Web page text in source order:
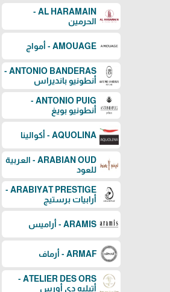
AL HARAMAIN -
الحرمين
AMOUAGE - أمواج
ANTONIO BANDERAS -
أنطونيو بانديراس
ANTONIO PUIG -
أنطونيو بويغ
AQUOLINA - أكوالينا
ARABIAN OUD - العربية
للعود
ARABIYAT PRESTIGE -
أرابيات برستيج
ARAMIS - أراميس
ARMAF - أرماف
ATELIER DES ORS -
أتيليه دي أورس